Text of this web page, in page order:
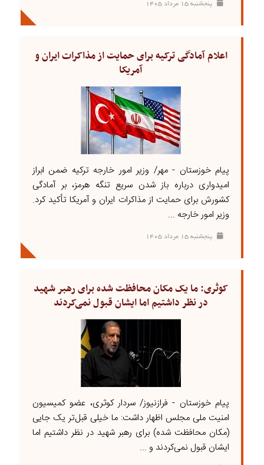
پنجشنبه ۱۵ مرداد ۱۴۰۵
اعلام آمادگی ترکیه برای حمایت از مذاکرات ایران و
آمریکا
پیام خوزستان - مهر/ وزیر امور خارجه ترکیه ضمن ابراز
امیدواری درباره باز شدن سریع تنگه هرمز، بر آمادگی
کشورش برای حمایت از مذاکرات ایران و آمریکا تأکید کرد.
وزیر امور خارجه ...
پنجشنبه ۱۵ مرداد ۱۴۰۵
کوثری: ما یک مکان محافظت شده برای رهبر شهید
در نظر داشتیم اما ایشان قبول نمی‌کردند
پیام خوزستان - فرازنیوز/ سردار کوثری، عضو کمیسیون
امنیت ملی مجلس اظهار داشت: ما خیلی قبل‌تر یک جایی
(مکان محافظت شده) برای رهبر شهید در نظر داشتیم اما
ایشان قبول نمی‌کردند و ...